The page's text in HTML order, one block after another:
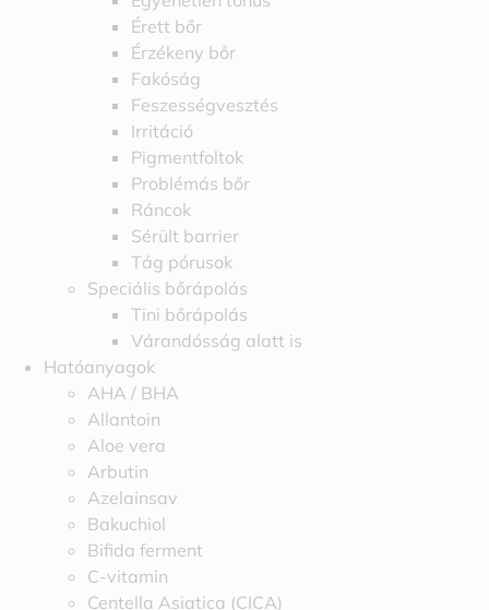
Érett bőr
Érzékeny bőr
Fakóság
Feszességvesztés
Irritáció
Pigmentfoltok
Problémás bőr
Ráncok
Sérült barrier
Tág pórusok
Speciális bőrápolás
Tini bőrápolás
Várandósság alatt is
Hatóanyagok
AHA / BHA
Allantoin
Aloe vera
Arbutin
Azelainsav
Bakuchiol
Bifida ferment
C-vitamin
Centella Asiatica (CICA)